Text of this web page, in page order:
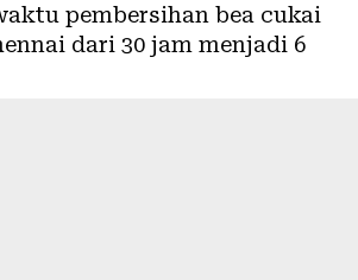
pembersihan bea cukai
dari 30 jam menjadi 6